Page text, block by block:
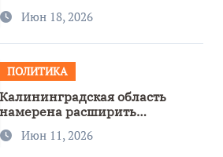
Июн 18, 2026
ПОЛИТИКА
Калининградская область
намерена расширить
сотрудничество с Узбекистаном
Июн 11, 2026